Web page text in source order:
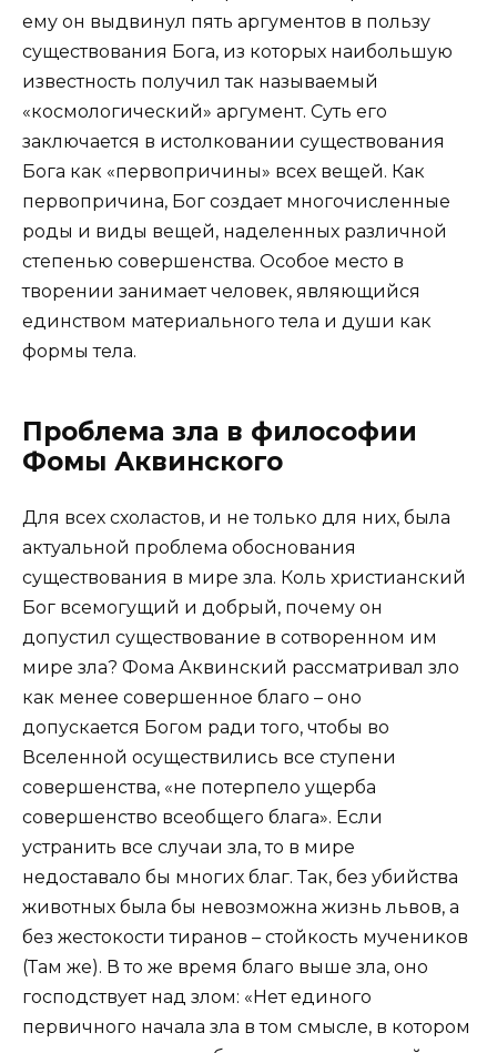
ему он выдвинул пять аргументов в пользу
существования Бога, из которых наибольшую
известность получил так называемый
«космологический» аргумент. Суть его
заключается в истолковании существования
Бога как «первопричины» всех вещей. Как
первопричина, Бог создает многочисленные
роды и виды вещей, наделенных различной
степенью совершенства. Особое место в
творении занимает человек, являющийся
единством материального тела и души как
формы тела.
Проблема зла в философии
Фомы Аквинского
Для всех схоластов, и не только для них, была
актуальной проблема обоснования
существования в мире зла. Коль христианский
Бог всемогущий и добрый, почему он
допустил существование в сотворенном им
мире зла? Фома Аквинский рассматривал зло
как менее совершенное благо – оно
допускается Богом ради того, чтобы во
Вселенной осуществились все ступени
совершенства, «не потерпело ущерба
совершенство всеобщего блага». Если
устранить все случаи зла, то в мире
недоставало бы многих благ. Так, без убийства
животных была бы невозможна жизнь львов, а
без жестокости тиранов – стойкость мучеников
(Там же). В то же время благо выше зла, оно
господствует над злом: «Нет единого
первичного начала зла в том смысле, в котором